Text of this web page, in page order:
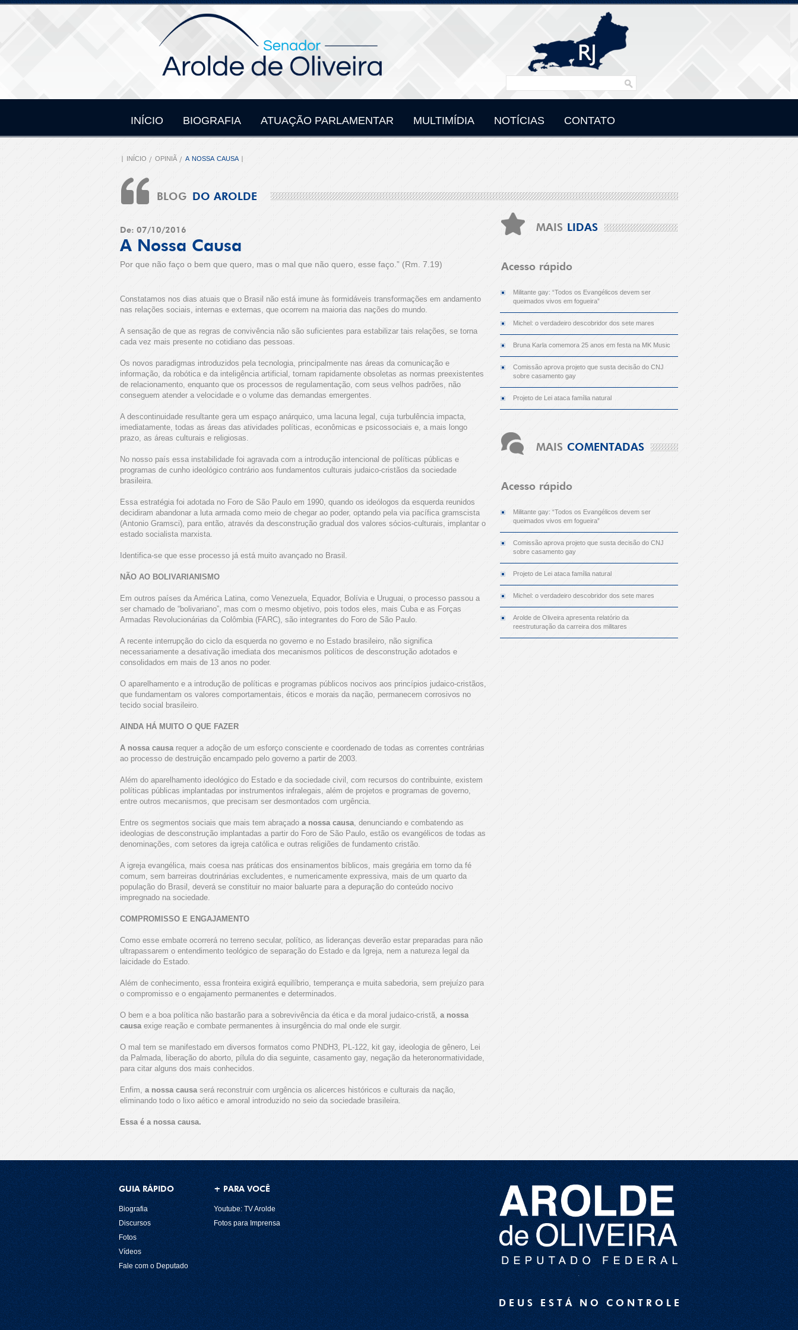
INÍCIO BIOGRAFIA ATUAÇÃO PARLAMENTAR MULTIMÍDIA NOTÍCIAS CONTATO
INÍCIO OPINIÃ A NOSSA CAUSA
BLOG DO AROLDE
De: 07/10/2016
A Nossa Causa
Por que não faço o bem que quero, mas o mal que não quero, esse faço.” (Rm. 7.19)
Constatamos nos dias atuais que o Brasil não está imune às formidáveis transformações em andamento
nas relações sociais, internas e externas, que ocorrem na maioria das nações do mundo.
A sensação de que as regras de convivência não são suficientes para estabilizar tais relações, se torna
cada vez mais presente no cotidiano das pessoas.
Os novos paradigmas introduzidos pela tecnologia, principalmente nas áreas da comunicação e
informação, da robótica e da inteligência artificial, tornam rapidamente obsoletas as normas preexistentes
de relacionamento, enquanto que os processos de regulamentação, com seus velhos padrões, não
conseguem atender a velocidade e o volume das demandas emergentes.
A descontinuidade resultante gera um espaço anárquico, uma lacuna legal, cuja turbulência impacta,
imediatamente, todas as áreas das atividades políticas, econômicas e psicossociais e, a mais longo
prazo, as áreas culturais e religiosas.
No nosso país essa instabilidade foi agravada com a introdução intencional de políticas públicas e
programas de cunho ideológico contrário aos fundamentos culturais judaico-cristãos da sociedade
brasileira.
Essa estratégia foi adotada no Foro de São Paulo em 1990, quando os ideólogos da esquerda reunidos
decidiram abandonar a luta armada como meio de chegar ao poder, optando pela via pacífica gramscista
(Antonio Gramsci), para então, através da desconstrução gradual dos valores sócios-culturais, implantar o
estado socialista marxista.
Identifica-se que esse processo já está muito avançado no Brasil.
NÃO AO BOLIVARIANISMO
Em outros países da América Latina, como Venezuela, Equador, Bolívia e Uruguai, o processo passou a
ser chamado de “bolivariano”, mas com o mesmo objetivo, pois todos eles, mais Cuba e as Forças
Armadas Revolucionárias da Colômbia (FARC), são integrantes do Foro de São Paulo.
A recente interrupção do ciclo da esquerda no governo e no Estado brasileiro, não significa
necessariamente a desativação imediata dos mecanismos políticos de desconstrução adotados e
consolidados em mais de 13 anos no poder.
O aparelhamento e a introdução de políticas e programas públicos nocivos aos princípios judaico-cristãos,
que fundamentam os valores comportamentais, éticos e morais da nação, permanecem corrosivos no
tecido social brasileiro.
AINDA HÁ MUITO O QUE FAZER
A nossa causarequer a adoção de um esforço consciente e coordenado de todas as correntes contrárias
ao processo de destruição encampado pelo governo a partir de 2003.
Além do aparelhamento ideológico do Estado e da sociedade civil, com recursos do contribuinte, existem
políticas públicas implantadas por instrumentos infralegais, além de projetos e programas de governo,
entre outros mecanismos, que precisam ser desmontados com urgência.
Entre os segmentos sociais que mais tem abraçado a nossa causa, denunciando e combatendo as
ideologias de desconstrução implantadas a partir do Foro de São Paulo, estão os evangélicos de todas as
denominações, com setores da igreja católica e outras religiões de fundamento cristão.
A igreja evangélica, mais coesa nas práticas dos ensinamentos bíblicos, mais gregária em torno da fé
comum, sem barreiras doutrinárias excludentes, e numericamente expressiva, mais de um quarto da
população do Brasil, deverá se constituir no maior baluarte para a depuração do conteúdo nocivo
impregnado na sociedade.
COMPROMISSO E ENGAJAMENTO
Como esse embate ocorrerá no terreno secular, político, as lideranças deverão estar preparadas para não
ultrapassarem o entendimento teológico de separação do Estado e da Igreja, nem a natureza legal da
laicidade do Estado.
Além de conhecimento, essa fronteira exigirá equilíbrio, temperança e muita sabedoria, sem prejuízo para
o compromisso e o engajamento permanentes e determinados.
O bem e a boa política não bastarão para a sobrevivência da ética e da moral judaico-cristã, a nossa
causaexige reação e combate permanentes à insurgência do mal onde ele surgir.
O mal tem se manifestado em diversos formatos como PNDH3, PL-122, kit gay, ideologia de gênero, Lei
da Palmada, liberação do aborto, pílula do dia seguinte, casamento gay, negação da heteronormatividade,
para citar alguns dos mais conhecidos.
Enfim, a nossa causaserá reconstruir com urgência os alicerces históricos e culturais da nação,
eliminando todo o lixo aético e amoral introduzido no seio da sociedade brasileira.
Essa é a nossa causa.
MAIS LIDAS
Acesso rápido
Militante gay: “Todos os Evangélicos devem ser
queimados vivos em fogueira”
Michel: o verdadeiro descobridor dos sete mares
Bruna Karla comemora 25 anos em festa na MK Music
Comissão aprova projeto que susta decisão do CNJ
sobre casamento gay
Projeto de Lei ataca família natural
MAIS COMENTADAS
Acesso rápido
Militante gay: “Todos os Evangélicos devem ser
queimados vivos em fogueira”
Comissão aprova projeto que susta decisão do CNJ
sobre casamento gay
Projeto de Lei ataca família natural
Michel: o verdadeiro descobridor dos sete mares
Arolde de Oliveira apresenta relatório da
reestruturação da carreira dos militares
GUIA RÁPIDO
Biografia
Discursos
Fotos
Vídeos
Fale com o Deputado
+ PARA VOCÊ
Youtube: TV Arolde
Fotos para Imprensa
DEUS ESTÁ NO CONTROLE